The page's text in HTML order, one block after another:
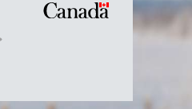
Symbole